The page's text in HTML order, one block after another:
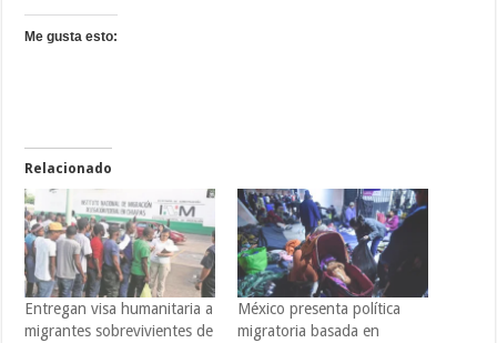
Me gusta esto:
Relacionado
Entregan visa humanitaria a
migrantes sobrevivientes de
México presenta política
migratoria basada en